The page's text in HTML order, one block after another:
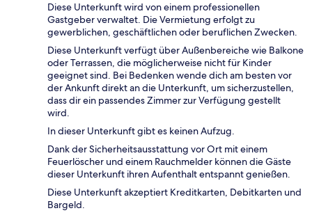
Diese Unterkunft wird von einem professionellen
Gastgeber verwaltet. Die Vermietung erfolgt zu
gewerblichen, geschäftlichen oder beruflichen Zwecken.
Diese Unterkunft verfügt über Außenbereiche wie Balkone
oder Terrassen, die möglicherweise nicht für Kinder
geeignet sind. Bei Bedenken wende dich am besten vor
der Ankunft direkt an die Unterkunft, um sicherzustellen,
dass dir ein passendes Zimmer zur Verfügung gestellt
wird.
In dieser Unterkunft gibt es keinen Aufzug.
Dank der Sicherheitsausstattung vor Ort mit einem
Feuerlöscher und einem Rauchmelder können die Gäste
dieser Unterkunft ihren Aufenthalt entspannt genießen.
Diese Unterkunft akzeptiert Kreditkarten, Debitkarten und
Bargeld.